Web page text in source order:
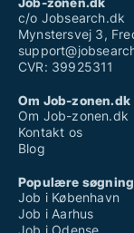
c/o Jobsearch.dk
Mynstersvej 3,
CVR: 39925311
Om Job-zonen.dk
Om Job-zonen.dk
Kontakt os
Blog
Populære
Job i København
Job i Aarhus
Job i Odense